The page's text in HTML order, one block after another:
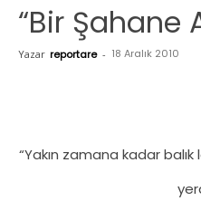
“Bir Şahane
Yazar reportare - 18 Aralık 2010
“Yakın zamana kadar